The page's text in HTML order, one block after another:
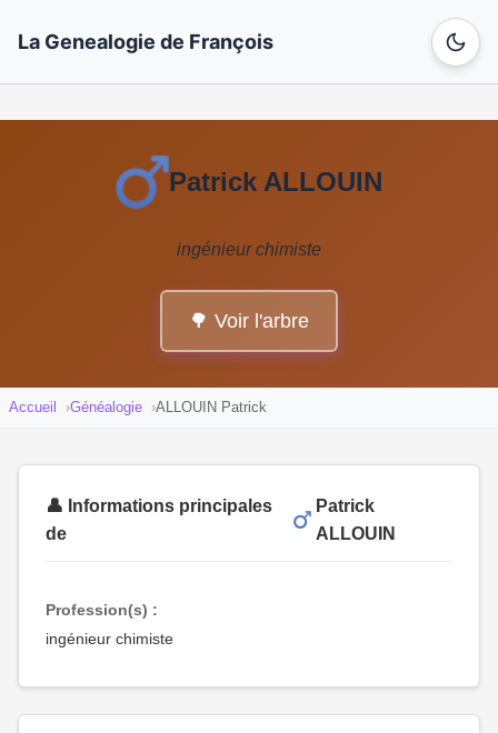
La Genealogie de François
Patrick ALLOUIN
ingénieur chimiste
🌳 Voir l'arbre
Accueil Généalogie ALLOUIN Patrick
👤 Informations principales
de
Patrick
ALLOUIN
Profession(s) :
ingénieur chimiste